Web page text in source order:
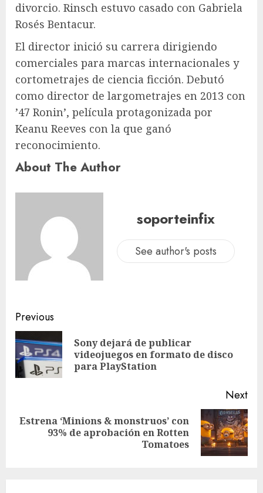
divorcio. Rinsch estuvo casado con Gabriela
Rosés Bentacur.
El director inició su carrera dirigiendo
comerciales para marcas internacionales y
cortometrajes de ciencia ficción. Debutó
como director de largometrajes en 2013 con
’47 Ronin’, película protagonizada por
Keanu Reeves con la que ganó
reconocimiento.
About The Author
soporteinfix
See author's posts
Previous
Sony dejará de publicar
videojuegos en formato de disco
para PlayStation
Next
Estrena ‘Minions & monstruos’ con
93% de aprobación en Rotten
Tomatoes